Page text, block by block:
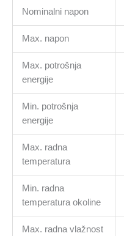
Nominalni napon
Max. napon
Max. potrošnja
energije
Min. potrošnja
energije
Max. radna
temperatura
Min. radna
temperatura okoline
Max. radna vlažnost